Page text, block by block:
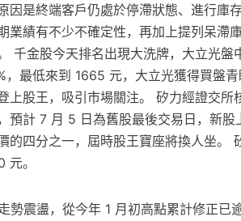
因是終端客戶仍處於停滯狀態、進行庫
業績有不少不確定性，再加上提列呆滯
千金股今天排名出現大洗牌，大立光
，最低來到 1665 元，大立光獲得買盤
上股王，吸引市場關注。 矽力經證交
預計 7 月 5 日為舊股最後交易日，新
的四分之一，屆時股王寶座將換人坐。
。
勢震盪，從今年 1 月初高點累計修正已